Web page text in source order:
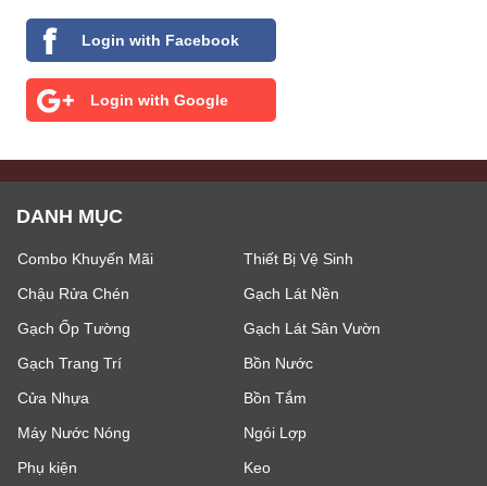
Login with Facebook
Login with Google
DANH MỤC
Combo Khuyến Mãi
Thiết Bị Vệ Sinh
Chậu Rửa Chén
Gạch Lát Nền
Gạch Ốp Tường
Gạch Lát Sân Vườn
Gạch Trang Trí
Bồn Nước
Cửa Nhựa
Bồn Tắm
Máy Nước Nóng
Ngói Lợp
Phụ kiện
Keo